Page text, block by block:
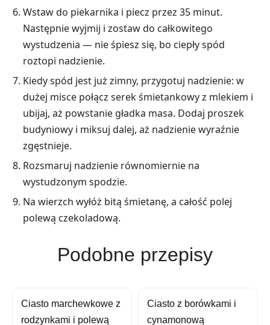
Wstaw do piekarnika i piecz przez 35 minut.
Następnie wyjmij i zostaw do całkowitego
wystudzenia — nie śpiesz się, bo ciepły spód
roztopi nadzienie.
Kiedy spód jest już zimny, przygotuj nadzienie: w
dużej misce połącz serek śmietankowy z mlekiem i
ubijaj, aż powstanie gładka masa. Dodaj proszek
budyniowy i miksuj dalej, aż nadzienie wyraźnie
zgęstnieje.
Rozsmaruj nadzienie równomiernie na
wystudzonym spodzie.
Na wierzch wyłóż bitą śmietanę, a całość polej
polewą czekoladową.
Podobne przepisy
Ciasto marchewkowe z
rodzynkami i polewą
Ciasto z borówkami i
cynamonową